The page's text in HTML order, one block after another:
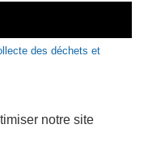
des déchets et
été
Pays bigouden
notre site